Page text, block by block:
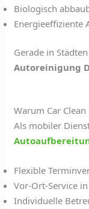
Biologisch
Energieeffiziente
Gerade in
Autoreinigung
Warum Car Clean
Als mobiler
Flexible
Vor-Ort-Service
Individuelle